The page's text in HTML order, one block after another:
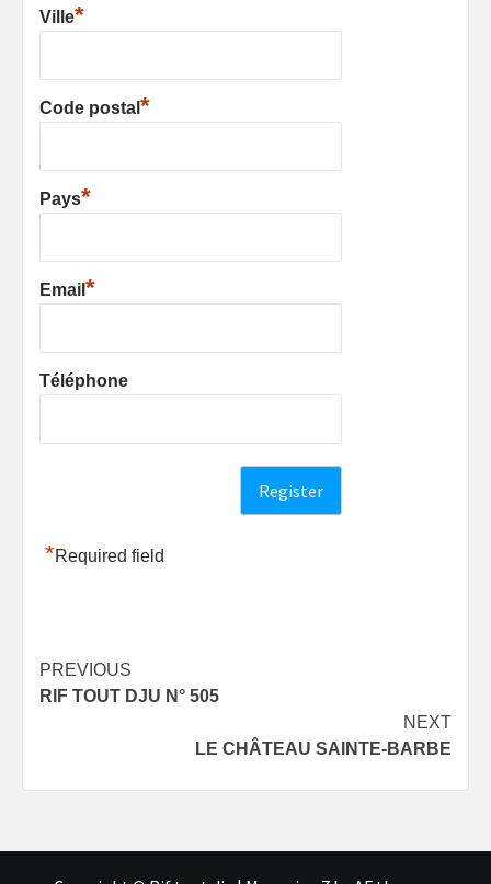
Ville*
Code postal *
Pays*
Email *
Téléphone
*Required field
Post
navigation
PREVIOUS
RIF TOUT DJU N° 505
NEXT
LE CHÂTEAU SAINTE-BARBE